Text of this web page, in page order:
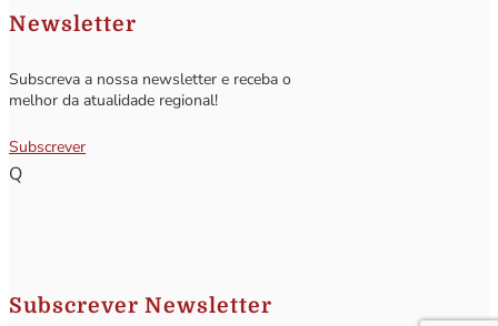
Newsletter
Subscreva a nossa newsletter e receba o
melhor da atualidade regional!
Subscrever
Q
Subscrever Newsletter